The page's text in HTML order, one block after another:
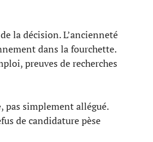
la décision. L’ancienneté
dans la fourchette.
preuves de recherches
, pas simplement allégué.
de candidature pèse